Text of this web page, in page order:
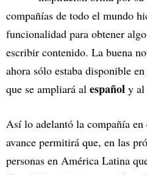
compañías de todo el mundo
funcionalidad para obtener
escribir contenido. La buena
ahora sólo estaba disponible
que se ampliará al español y al
Así lo adelantó la compañía en
avance permitirá que, en las
personas en América Latina